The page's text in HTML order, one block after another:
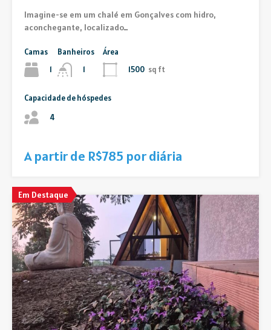
Imagine-se em um chalé em Gonçalves com hidro,
aconchegante, localizado…
Camas
1
Banheiros
1
Área
1500 sq ft
Capacidade de hóspedes
4
A partir de R$785 por diária
Em Destaque